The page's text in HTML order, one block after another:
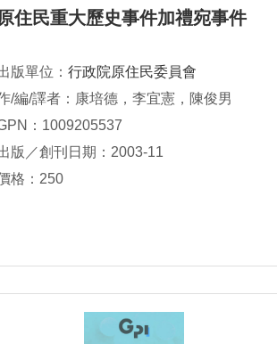
住民重大歷史事件加禮宛事件
版單位： 行政院原住民委員會
/編/譯者：康培德，李宜憲，陳俊男
：1009205537
版／創刊日期：2003-11
格：250